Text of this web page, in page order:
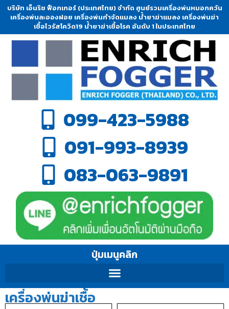
บริษัท เอ็นริช ฟ็อกเกอร์ (ประเทศไทย) จำกัด ศูนย์รวมเครื่องพ่นหมอกควัน
เครื่องพ่นละอองฝอย เครื่องพ่นกำจัดแมลง น้ำยาฆ่าแมลง เครื่องพ่นฆ่า
เชื้อไวรัสโควิด19 น้ำยาฆ่าเชื้อโรค อันดับ 1 ในประเทศไทย
099-423-5988
091-993-8939
083-063-9891
ปุ่มเมนูคลิก
เครื่องพ่นฆ่าเชื้อ